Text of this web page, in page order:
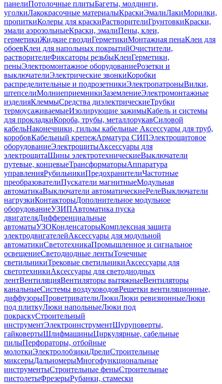
панелиПотолочные плитыБагеты, молдинги,
уголкиЛакокрасочные материалыКраскиЭмалиЛакиМорилки,
пропиткиКолеры для краскиРастворителиГрунтовкиКраски,
эмали аэрозольныеКраски, эмалиПены, клеи,
герметикиЖидкие гвоздиГерметикиМонтажная пенаКлеи для
обоевКлеи для напольных покрытийОчистители,
растворителиФиксаторы резьбыКлеиГерметики,
пеныЭлектромонтажное оборудованиеРозетки и
выключателиЭлектрические звонкиКоробки
распределительные и подрозетникиЭлектропатроныВилки,
штепселиМолниеприемникиЗаземлениеЭлектромонтажные
изделияКлеммыСредства диэлектрическиеТрубки
термоусаживаемыеИзолирующие зажимыКабель и системы
для прокладкиКороба, трубы, металлорукавСиловой
кабельНаконечники, гильзы кабельные Аксессуары для труб,
коробовКабельный крепежАрматура СИПЭлектрощитовое
оборудованиеЭлектрощитыАксессуары для
электрощитаШины электротехническиеВыключатели
путевые, концевыеТрансформаторыАппаратура
управленияРубильникиПредохранителиЧастотные
преобразователиПускатели магнитныеМодульная
автоматикаВыключатели автоматическиеРелеВыключатели
нагрузкиКонтакторыДополнительное модульное
оборудованиеУЗИПАвтоматика пуска
двигателяДифференциальные
автоматыУЗОКонденсаторыКомплексная защита
электродвигателейАксессуары для модульной
автоматикиСветотехникаПромышленное и сигнальное
освещениеСветодиодные лентыТочечные
светильникиТрековые светильникиАксессуары для
светотехникиАксессуары для светодиодных
лентВентиляцияВентиляторы вытяжныеВентиляторы
канальныеСистемы воздуховодовРешетки вентиляционные,
диффузорыПроветривателиЛюкиЛюки ревизионныеЛюки
под плиткуЛюки напольныеЛюки под
покраскуСтроительный
инструментЭлектроинструментШуруповерты,
гайковертыШлифмашиныЦиркулярные, сабельные
пилыПерфораторы, отбойные
молоткиЭлектролобзикиДрелиСтроительные
миксерыДальномерыМногофункциональные
инструментыСтроительные феныСтроительные
пистолетыФрезерыРубанки, стамески